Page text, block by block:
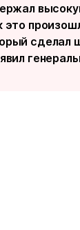
это
сделал